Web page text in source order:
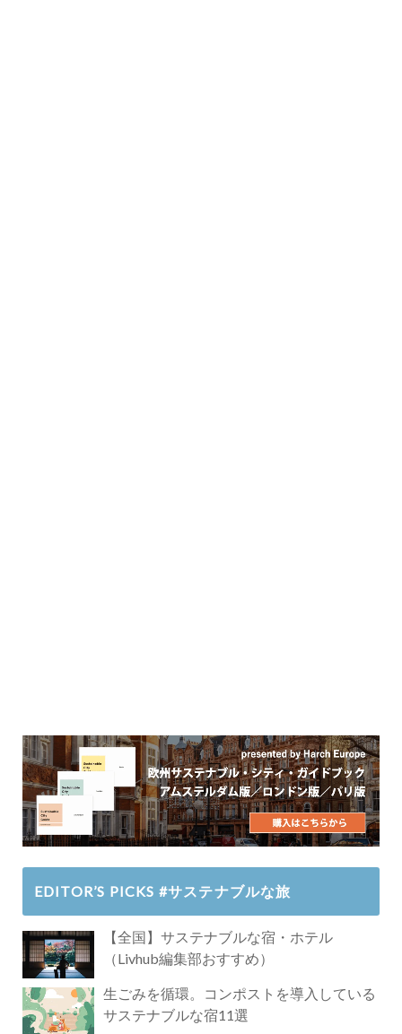
EDITOR’S PICKS #サステナブルな旅
【全国】サステナブルな宿・ホテル
（Livhub編集部おすすめ）
生ごみを循環。コンポストを導入している
サステナブルな宿11選